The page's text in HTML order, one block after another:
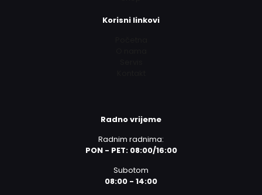
Korisni linkovi
Radno vrijeme
Radnim radnima:
PON - PET: 08:00/16:00
Subotom
08:00 - 14:00